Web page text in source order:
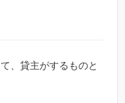
、貸主がするものと